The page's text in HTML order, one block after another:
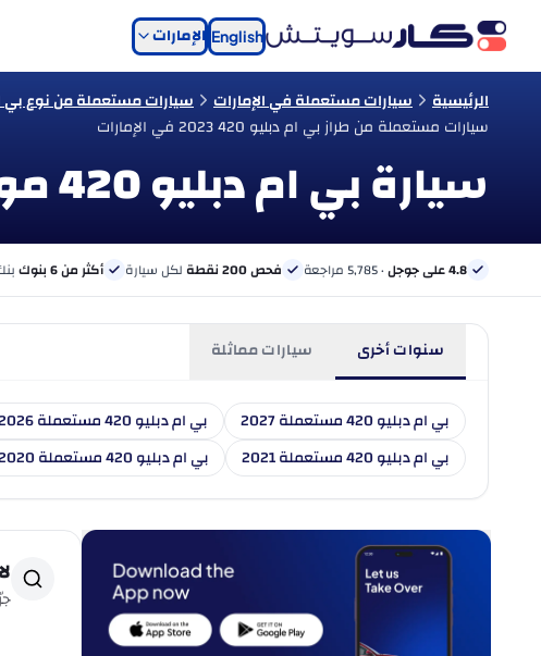
English الإمارات
الرئيسية سيارات مستعملة في الإمارات سيارات مستعملة من نوع بي
سيارات مستعملة من طراز بي ام دبليو 420 2023 في الإمارات
سيارة بي ام دبليو 420 موديل 2023 مستعملة للبيع في الإمارات
4.8 على جوجل · 5,785 مراجعة فحص 200 نقطة لكل سيارة أكثر من 6 بنوك
سنوات أخرى سيارات مماثلة
بي ام دبليو 420 مستعملة 2027 بي ام دبليو 420 مستعملة 2026
بي ام دبليو 420 مستعملة 2021
بي ام دبليو 420 مستعملة 2020